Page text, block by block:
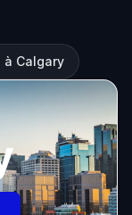
à Calgary